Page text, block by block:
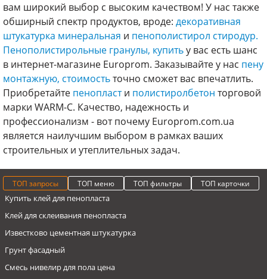
вам широкий выбор с высоким качеством! У нас также
обширный спектр продуктов, вроде: декоративная
штукатурка минеральная и пенополистирол стиродур.
Пенополистирольные гранулы, купитьу вас есть шанс
в интернет-магазине Europrom. Заказывайте у нас пену
монтажную, стоимостьточно сможет вас впечатлить.
Приобретайте пенопласти полистиролбетон торговой
марки WARM-C. Качество, надежность и
профессионализм - вот почему Europrom.com.ua
является наилучшим выбором в рамках ваших
строительных и утеплительных задач.
ТОП запросы ТОП меню ТОП фильтры ТОП карточки
Купить клей для пенопласта
Клей для склеивания пенопласта
Известково цементная штукатурка
Грунт фасадный
Смесь нивелир для пола цена